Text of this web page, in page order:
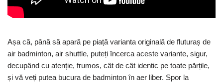
Așa că, până să apară pe piață varianta originală de fluturaș de
air badminton, air shuttle, puteți încerca aceste variante, sigur,
decupând cu atenție, frumos, cât de cât identic pe toate părțile,
și vă veți putea bucura de badminton în aer liber. Spor la